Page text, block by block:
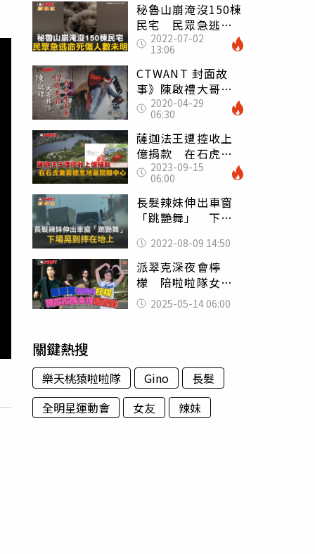
秘魯山崩淹沒150棟
民宅 民眾急逃命
死傷人數未明
2022-07-02
13:06
CTWANT 封面故
事》陳啟禮大哥掉
漆 97歲老翁為三
千萬房產渉家暴鬧
離婚
2020-04-29
06:30
薩迦法王遭控收上
億捐款 在石虎重
要棲息地蓋閉關中
2023-09-15
06:00
長髮辣妹伸出車窗
「跳艷舞」 下場
2022-08-09 14:50
派翠克深夜會檸
檬 陪啦啦隊女神
返香閨
2025-05-14 06:00
關鍵熱搜
樂天桃猿啦啦隊 Gino
長髮
全明星運動會
女友 辣妹